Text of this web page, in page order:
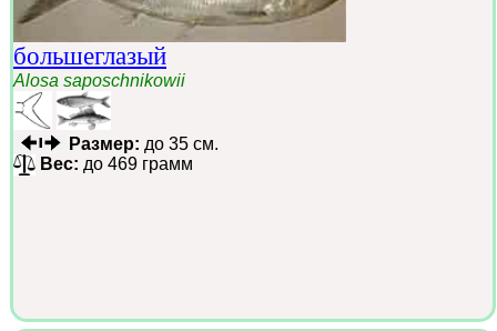
большеглазый
Alosa saposchnikowii
Размер: до 35 см.
Вес: до 469 грамм